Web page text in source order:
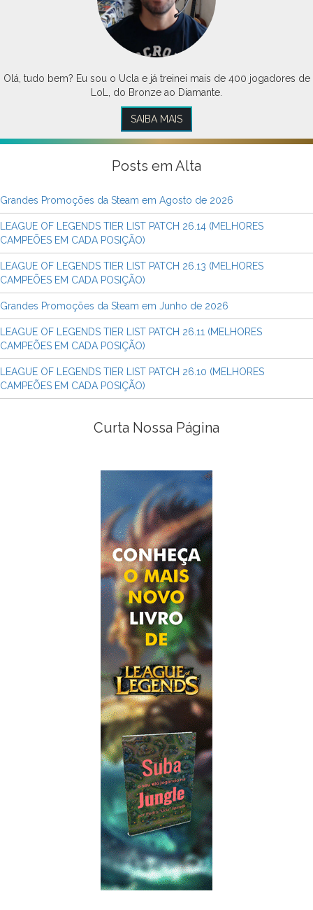
Olá, tudo bem? Eu sou o Ucla e já treinei mais de 400 jogadores de
LoL, do Bronze ao Diamante.
SAIBA MAIS
Posts em Alta
Grandes Promoções da Steam em Agosto de 2026
LEAGUE OF LEGENDS TIER LIST PATCH 26.14 (MELHORES
CAMPEÕES EM CADA POSIÇÃO)
LEAGUE OF LEGENDS TIER LIST PATCH 26.13 (MELHORES
CAMPEÕES EM CADA POSIÇÃO)
Grandes Promoções da Steam em Junho de 2026
LEAGUE OF LEGENDS TIER LIST PATCH 26.11 (MELHORES
CAMPEÕES EM CADA POSIÇÃO)
LEAGUE OF LEGENDS TIER LIST PATCH 26.10 (MELHORES
CAMPEÕES EM CADA POSIÇÃO)
Curta Nossa Página